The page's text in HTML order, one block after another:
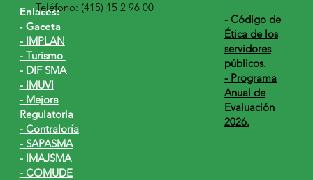
Enlaces:
- Gaceta
- IMPLAN
- Turismo
- DIF SMA
- IMUVI
- Mejora
Regulatoria
- Contraloría
- SAPASMA
- IMAJSMA
- COMUDE
Teléfono: (415) 15 2 96 00
​- Código de
Ética de los
servidores
públicos.
- Programa
Anual de
Evaluación
2026.